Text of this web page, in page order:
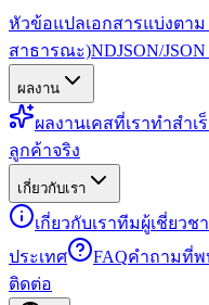
หัวข้อแปลเอกสารแบ่งตาม
สาธารณะ)NDJSON/
ผลงาน
ผลงานเคสที่เราทำสำเ
ลูกค้าจริง
เกี่ยวกับเรา
เกี่ยวกับเราทีมผู้เชี่ยวช
ประเทศ
FAQคำถามที่พ
ติดต่อ